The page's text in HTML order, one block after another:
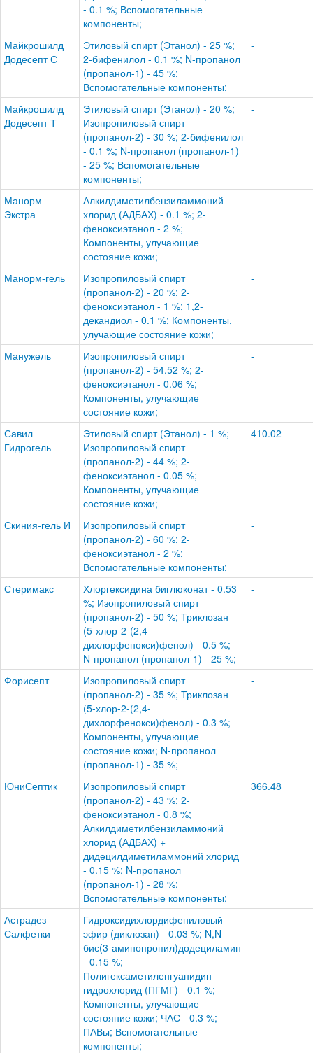
- 0.1 %; Вспомогательные
компоненты;
Майкрошилд
Додесепт С
Этиловый спирт (Этанол) - 25 %;
2-бифенилол - 0.1 %; N-пропанол
(пропанол-1) - 45 %;
Вспомогательные компоненты;
-
Майкрошилд
Додесепт Т
Этиловый спирт (Этанол) - 20 %;
Изопропиловый спирт
(пропанол-2) - 30 %; 2-бифенилол
- 0.1 %; N-пропанол (пропанол-1)
- 25 %; Вспомогательные
компоненты;
-
Манорм-
Экстра
Алкилдиметилбензиламмоний
хлорид (АДБАХ) - 0.1 %; 2-
феноксиэтанол - 2 %;
Компоненты, улучающие
состояние кожи;
-
Манорм-гель
Изопропиловый спирт
(пропанол-2) - 20 %; 2-
феноксиэтанол - 1 %; 1,2-
декандиол - 0.1 %; Компоненты,
улучающие состояние кожи;
-
Манужель
Изопропиловый спирт
(пропанол-2) - 54.52 %; 2-
феноксиэтанол - 0.06 %;
Компоненты, улучающие
состояние кожи;
-
Савил
Гидрогель
Этиловый спирт (Этанол) - 1 %;
Изопропиловый спирт
(пропанол-2) - 44 %; 2-
феноксиэтанол - 0.05 %;
Компоненты, улучающие
состояние кожи;
410.02
Скиния-гель И
Изопропиловый спирт
(пропанол-2) - 60 %; 2-
феноксиэтанол - 2 %;
Вспомогательные компоненты;
-
Стеримакс
Хлоргексидина биглюконат - 0.53
%; Изопропиловый спирт
(пропанол-2) - 50 %; Триклозан
(5-хлор-2-(2,4-
дихлорфенокси)фенол) - 0.5 %;
N-пропанол (пропанол-1) - 25 %;
-
Форисепт
Изопропиловый спирт
(пропанол-2) - 35 %; Триклозан
(5-хлор-2-(2,4-
дихлорфенокси)фенол) - 0.3 %;
Компоненты, улучающие
состояние кожи; N-пропанол
(пропанол-1) - 35 %;
-
ЮниСептик
Изопропиловый спирт
(пропанол-2) - 43 %; 2-
феноксиэтанол - 0.8 %;
Алкилдиметилбензиламмоний
хлорид (АДБАХ) +
дидецилдиметиламмоний хлорид
- 0.15 %; N-пропанол
(пропанол-1) - 28 %;
Вспомогательные компоненты;
366.48
Астрадез
Салфетки
Гидроксидихлордифениловый
эфир (диклозан) - 0.03 %; N,N-
бис(3-аминопропил)додециламин
- 0.15 %;
Полигексаметиленгуанидин
гидрохлорид (ПГМГ) - 0.1 %;
Компоненты, улучающие
состояние кожи; ЧАС - 0.3 %;
ПАВы; Вспомогательные
компоненты;
-